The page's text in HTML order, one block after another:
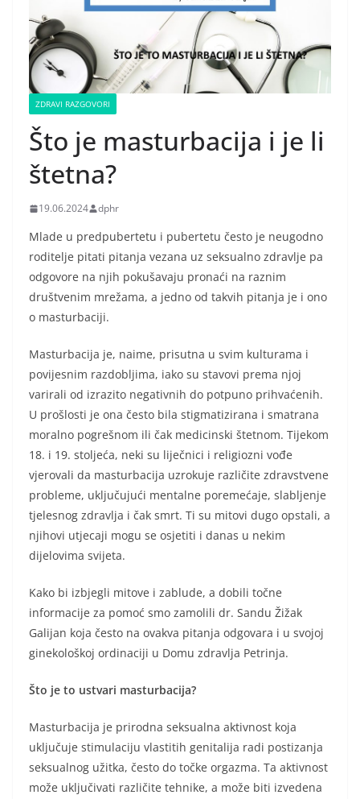
ZDRAVI RAZGOVORI
Što je masturbacija i je li
štetna?
19.06.2024 dphr
Mlade u predpubertetu i pubertetu često je neugodno
roditelje pitati pitanja vezana uz seksualno zdravlje pa
odgovore na njih pokušavaju pronaći na raznim
društvenim mrežama, a jedno od takvih pitanja je i ono
o masturbaciji.
Masturbacija je, naime, prisutna u svim kulturama i
povijesnim razdobljima, iako su stavovi prema njoj
varirali od izrazito negativnih do potpuno prihvaćenih.
U prošlosti je ona često bila stigmatizirana i smatrana
moralno pogrešnom ili čak medicinski štetnom. Tijekom
18. i 19. stoljeća, neki su liječnici i religiozni vođe
vjerovali da masturbacija uzrokuje različite zdravstvene
probleme, uključujući mentalne poremećaje, slabljenje
tjelesnog zdravlja i čak smrt. Ti su mitovi dugo opstali, a
njihovi utjecaji mogu se osjetiti i danas u nekim
dijelovima svijeta.
Kako bi izbjegli mitove i zablude, a dobili točne
informacije za pomoć smo zamolili dr. Sandu Žižak
Galijan koja često na ovakva pitanja odgovara i u svojoj
ginekološkoj ordinaciji u Domu zdravlja Petrinja.
Što je to ustvari masturbacija?
Masturbacija je prirodna seksualna aktivnost koja
uključuje stimulaciju vlastitih genitalija radi postizanja
seksualnog užitka, često do točke orgazma. Ta aktivnost
može uključivati različite tehnike, a može biti izvedena